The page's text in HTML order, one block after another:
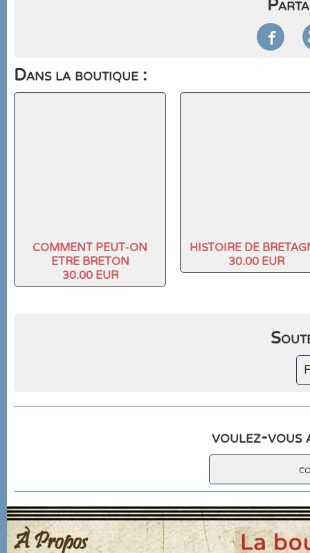

Dans la boutique :
COMMENT PEUT-ON
ETRE BRETON
30.00 EUR
HISTOIRE DE
30.00 EUR
voulez-vous
À Propos